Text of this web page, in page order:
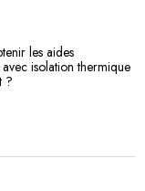
les aides
isolation thermique
?